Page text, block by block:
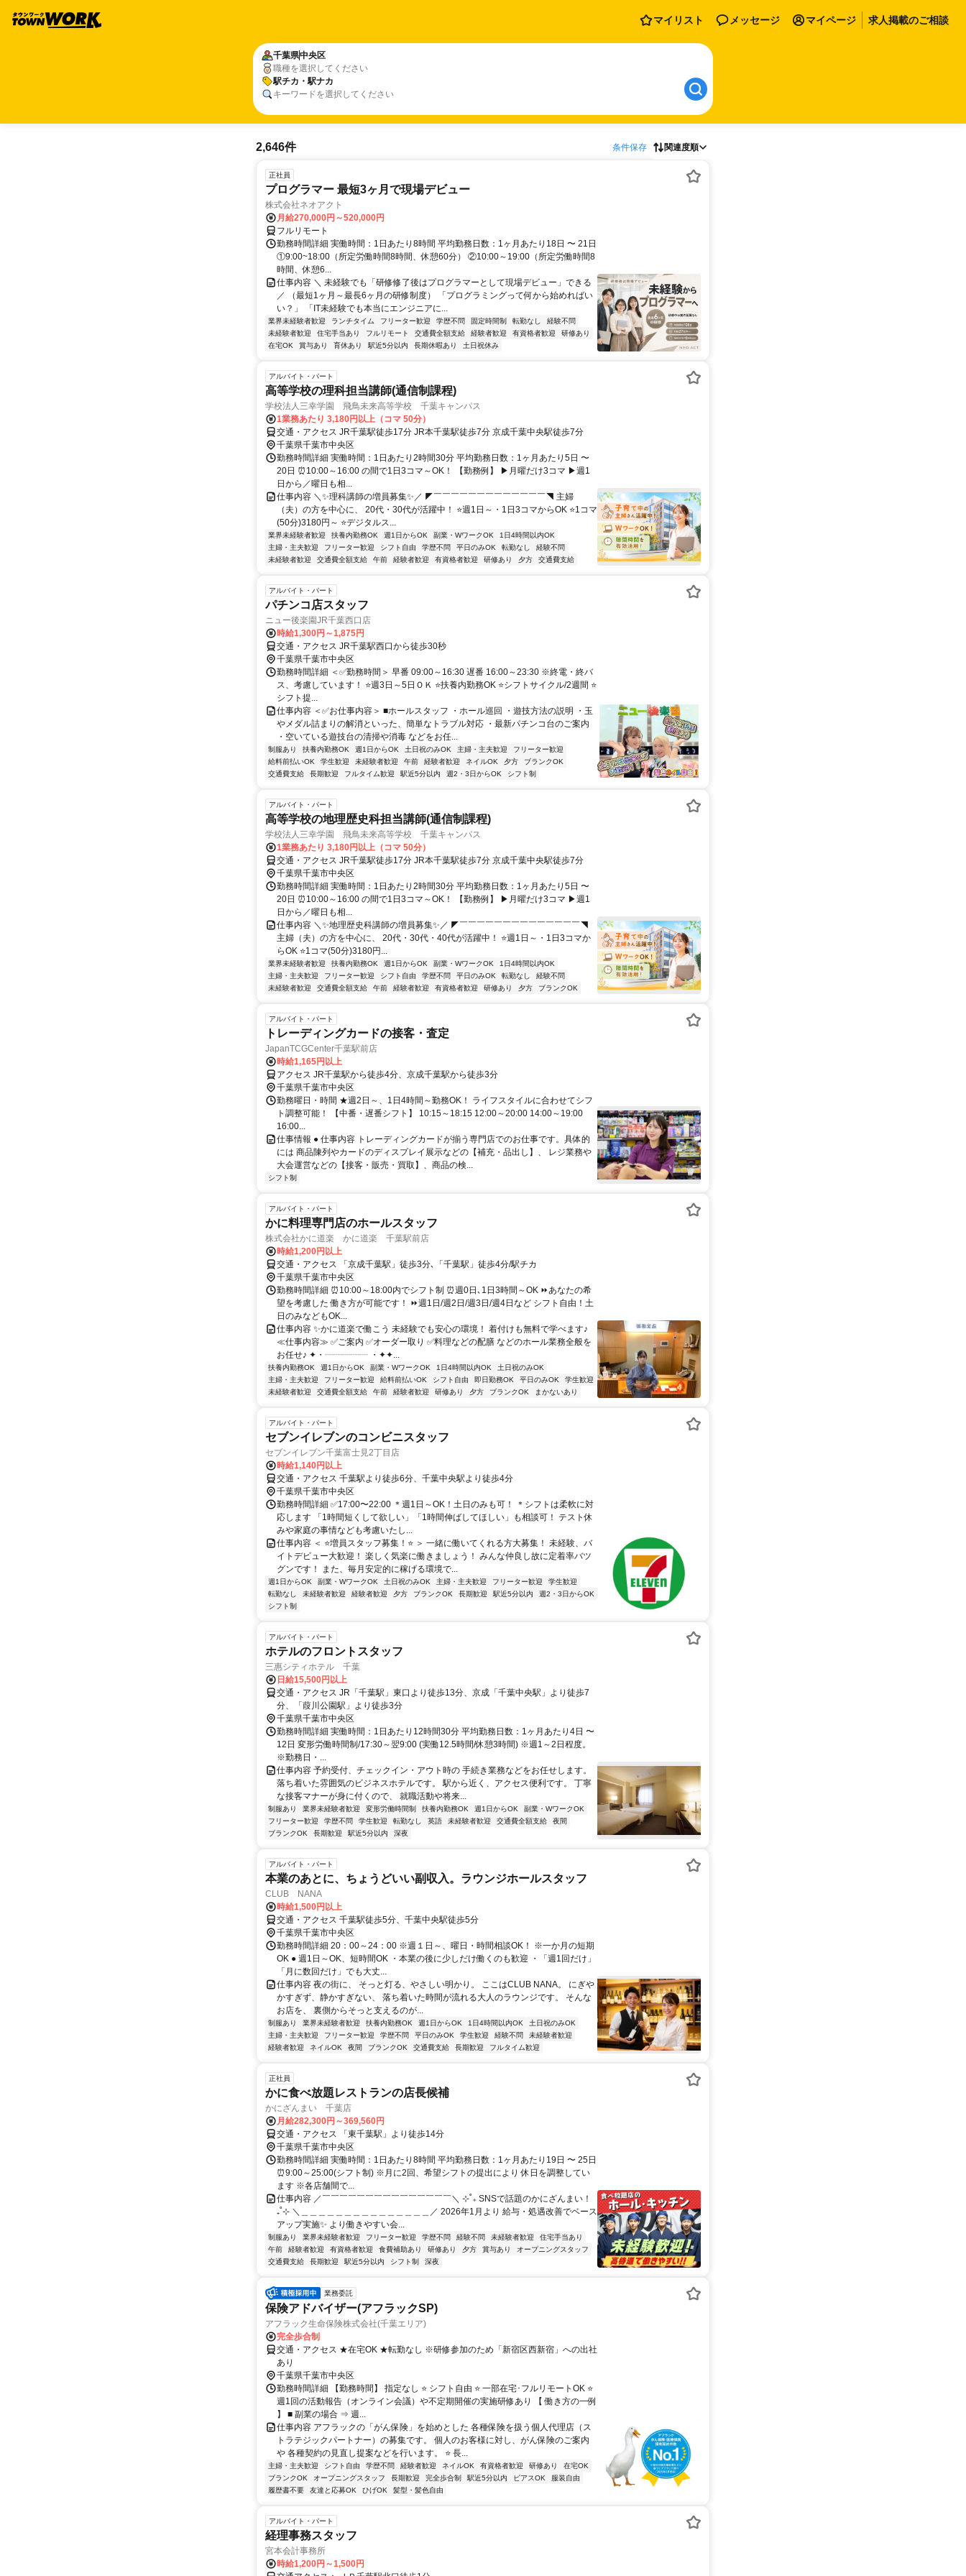
マイリスト メッセージ マイページ 求人掲載のご相談
千葉県中央区
職種を選択してください
駅チカ・駅ナカ
キーワードを選択してください
2,646件 条件保存 関連度順
正社員
プログラマー 最短3ヶ月で現場デビュー
株式会社ネオアクト
月給270,000円～520,000円
フルリモート
勤務時間詳細 実働時間：1日あたり8時間 平均勤務日数：1ヶ月あたり18日 〜 21日
①9:00~18:00（所定労働時間8時間、休憩60分） ②10:00～19:00（所定労働時間8
時間、休憩6...
仕事内容 ＼ 未経験でも「研修修了後はプログラマーとして現場デビュー」できる
／ （最短1ヶ月～最長6ヶ月の研修制度） 「プログラミングって何から始めればい
い？」 「IT未経験でも本当にエンジニアに...
業界未経験者歓迎 ランチタイム フリーター歓迎 学歴不問 固定時間制 転勤なし
経験不問
未経験者歓迎
住宅手当あり フルリモート 交通費全額支給 経験者歓迎 有資格者歓迎
研修あり
在宅OK
賞与あり 育休あり 駅近5分以内 長期休暇あり 土日祝休み
アルバイト・パート
高等学校の理科担当講師(通信制課程)
学校法人三幸学園 飛鳥未来高等学校 千葉キャンパス
1業務あたり 3,180円以上（コマ 50分）
交通・アクセス JR千葉駅徒歩17分 JR本千葉駅徒歩7分 京成千葉中央駅徒歩7分
千葉県千葉市中央区
勤務時間詳細 実働時間：1日あたり2時間30分 平均勤務日数：1ヶ月あたり5日 〜
20日 ⏰10:00～16:00 の間で1日3コマ～OK！ 【勤務例】 ▶月曜だけ3コマ ▶週1
日から／曜日も相...
仕事内容 ＼✨理科講師の増員募集✨／ ◤￣￣￣￣￣￣￣￣￣￣￣￣￣◥ 主婦
（夫）の方を中心に、 20代・30代が活躍中！ ⭐週1日～・1日3コマからOK ⭐1コマ
(50分)3180円～ ⭐デジタルス...
業界未経験者歓迎 扶養内勤務OK 週1日からOK 副業・WワークOK
1日4時間以内OK
主婦・主夫歓迎
フリーター歓迎 シフト自由 学歴不問 平日のみOK 転勤なし
経験不問
未経験者歓迎
交通費全額支給 午前 経験者歓迎 有資格者歓迎 研修あり 夕方 交通費支給
アルバイト・パート
パチンコ店スタッフ
ニュー後楽園JR千葉西口店
時給1,300円～1,875円
交通・アクセス JR千葉駅西口から徒歩30秒
千葉県千葉市中央区
勤務時間詳細 ＜✅勤務時間＞ 早番 09:00～16:30 遅番 16:00～23:30 ※終電・終バ
ス、考慮しています！ ⭐週3日～5日ＯＫ ⭐扶養内勤務OK ⭐シフトサイクル/2週間 ⭐
シフト提...
仕事内容 ＜✅お仕事内容＞ ■ホールスタッフ ・ホール巡回 ・遊技方法の説明 ・玉
やメダル詰まりの解消といった、簡単なトラブル対応 ・最新パチンコ台のご案内
・空いている遊技台の清掃や消毒 などをお任...
制服あり 扶養内勤務OK 週1日からOK 土日祝のみOK 主婦・主夫歓迎
フリーター歓迎
給料前払いOK
学生歓迎 未経験者歓迎 午前 経験者歓迎 ネイルOK 夕方
ブランクOK
交通費支給
長期歓迎 フルタイム歓迎 駅近5分以内 週2・3日からOK シフト制
アルバイト・パート
高等学校の地理歴史科担当講師(通信制課程)
学校法人三幸学園 飛鳥未来高等学校 千葉キャンパス
1業務あたり 3,180円以上（コマ 50分）
交通・アクセス JR千葉駅徒歩17分 JR本千葉駅徒歩7分 京成千葉中央駅徒歩7分
千葉県千葉市中央区
勤務時間詳細 実働時間：1日あたり2時間30分 平均勤務日数：1ヶ月あたり5日 〜
20日 ⏰10:00～16:00 の間で1日3コマ～OK！ 【勤務例】 ▶月曜だけ3コマ ▶週1
日から／曜日も相...
仕事内容 ＼✨地理歴史科講師の増員募集✨／ ◤￣￣￣￣￣￣￣￣￣￣￣￣￣￣◥
主婦（夫）の方を中心に、 20代・30代・40代が活躍中！ ⭐週1日～・1日3コマか
らOK ⭐1コマ(50分)3180円...
業界未経験者歓迎 扶養内勤務OK 週1日からOK 副業・WワークOK
1日4時間以内OK
主婦・主夫歓迎
フリーター歓迎 シフト自由 学歴不問 平日のみOK 転勤なし
経験不問
未経験者歓迎
交通費全額支給 午前 経験者歓迎 有資格者歓迎 研修あり 夕方 ブランクOK
アルバイト・パート
トレーディングカードの接客・査定
JapanTCGCenter千葉駅前店
時給1,165円以上
アクセス JR千葉駅から徒歩4分、京成千葉駅から徒歩3分
千葉県千葉市中央区
勤務曜日・時間 ★週2日～、1日4時間～勤務OK！ ライフスタイルに合わせてシフ
ト調整可能！ 【中番・遅番シフト】 10:15～18:15 12:00～20:00 14:00～19:00
16:00...
仕事情報 ● 仕事内容 トレーディングカードが揃う専門店でのお仕事です。具体的
には 商品陳列やカードのディスプレイ展示などの【補充・品出し】、 レジ業務や
大会運営などの【接客・販売・買取】、商品の検...
シフト制
アルバイト・パート
かに料理専門店のホールスタッフ
株式会社かに道楽 かに道楽 千葉駅前店
時給1,200円以上
交通・アクセス 「京成千葉駅」徒歩3分､「千葉駅」徒歩4分/駅チカ
千葉県千葉市中央区
勤務時間詳細 ⏰10:00～18:00内でシフト制 ⏰週0日､1日3時間～OK ⏩あなたの希
望を考慮した 働き方が可能です！ ⏩週1日/週2日/週3日/週4日など シフト自由！土
日のみなどもOK...
仕事内容 ✨かに道楽で働こう 未経験でも安心の環境！ 着付けも無料で学べます♪
≪仕事内容≫ ✅ご案内 ✅オーダー取り ✅料理などの配膳 などのホール業務全般を
お任せ♪ ✦・┈┈┈┈┈ ・✦✦...
扶養内勤務OK 週1日からOK 副業・WワークOK 1日4時間以内OK
土日祝のみOK
主婦・主夫歓迎
フリーター歓迎 給料前払いOK シフト自由 即日勤務OK 平日のみOK
学生歓迎
未経験者歓迎
交通費全額支給 午前 経験者歓迎 研修あり 夕方 ブランクOK まかないあり
アルバイト・パート
セブンイレブンのコンビニスタッフ
セブンイレブン千葉富士見2丁目店
時給1,140円以上
交通・アクセス 千葉駅より徒歩6分、千葉中央駅より徒歩4分
千葉県千葉市中央区
勤務時間詳細 ✅17:00〜22:00 ＊週1日～OK！土日のみも可！ ＊シフトは柔軟に対
応します 「1時間短くして欲しい」「1時間伸ばしてほしい」も相談可！ テスト休
みや家庭の事情なども考慮いたし...
仕事内容 ＜ ⭐増員スタッフ募集！⭐ ＞ 一緒に働いてくれる方大募集！ 未経験、バ
イトデビュー大歓迎！ 楽しく気楽に働きましょう！ みんな仲良し故に定着率バツ
グンです！ また、毎月安定的に稼げる環境で...
週1日からOK 副業・WワークOK 土日祝のみOK 主婦・主夫歓迎 フリーター歓迎
学生歓迎
転勤なし
未経験者歓迎 経験者歓迎 夕方 ブランクOK 長期歓迎 駅近5分以内
週2・3日からOK
シフト制
アルバイト・パート
ホテルのフロントスタッフ
三惠シティホテル 千葉
日給15,500円以上
交通・アクセス JR「千葉駅」東口より徒歩13分、京成「千葉中央駅」より徒歩7
分、「葭川公園駅」より徒歩3分
千葉県千葉市中央区
勤務時間詳細 実働時間：1日あたり12時間30分 平均勤務日数：1ヶ月あたり4日 〜
12日 変形労働時間制/17:30～翌9:00 (実働12.5時間/休憩3時間) ※週1～2日程度。
※勤務日・...
仕事内容 予約受付、チェックイン・アウト時の 手続き業務などをお任せします。
落ち着いた雰囲気のビジネスホテルです。 駅から近く、アクセス便利です。 丁寧
な接客マナーが身に付くので、 就職活動や将来...
制服あり 業界未経験者歓迎 変形労働時間制 扶養内勤務OK 週1日からOK
副業・WワークOK
フリーター歓迎
学歴不問 学生歓迎 転勤なし 英語 未経験者歓迎 交通費全額支給
夜間
ブランクOK
長期歓迎 駅近5分以内 深夜
アルバイト・パート
本業のあとに、ちょうどいい副収入。ラウンジホールスタッフ
CLUB NANA
時給1,500円以上
交通・アクセス 千葉駅徒歩5分、千葉中央駅徒歩5分
千葉県千葉市中央区
勤務時間詳細 20：00～24：00 ※週１日～、曜日・時間相談OK！ ※一か月の短期
OK ● 週1日～OK、短時間OK ・本業の後に少しだけ働くのも歓迎 ・「週1回だけ」
「月に数回だけ」でも大丈...
仕事内容 夜の街に、 そっと灯る、やさしい明かり。 ここはCLUB NANA。 にぎや
かすぎず、静かすぎない、 落ち着いた時間が流れる大人のラウンジです。 そんな
お店を、 裏側からそっと支えるのが...
制服あり 業界未経験者歓迎 扶養内勤務OK 週1日からOK 1日4時間以内OK
土日祝のみOK
主婦・主夫歓迎
フリーター歓迎 学歴不問 平日のみOK 学生歓迎 経験不問
未経験者歓迎
経験者歓迎
ネイルOK 夜間 ブランクOK 交通費支給 長期歓迎 フルタイム歓迎
正社員
かに食べ放題レストランの店長候補
かにざんまい 千葉店
月給282,300円～369,560円
交通・アクセス 「東千葉駅」より徒歩14分
千葉県千葉市中央区
勤務時間詳細 実働時間：1日あたり8時間 平均勤務日数：1ヶ月あたり19日 〜 25日
⏰9:00～25:00(シフト制) ※月に2回、希望シフトの提出により 休日を調整してい
ます ※各店舗間で...
仕事内容 ／￣￣￣￣￣￣￣￣￣￣￣￣￣￣￣＼ ⊹˚₊ SNSで話題のかにざんまい！
₊˚⊹ ＼＿＿＿＿＿＿＿＿＿＿＿＿＿＿＿／ 2026年1月より 給与・処遇改善でベース
アップ実施✨ より働きやすい会...
制服あり 業界未経験者歓迎 フリーター歓迎 学歴不問 経験不問 未経験者歓迎
住宅手当あり
午前
経験者歓迎 有資格者歓迎 食費補助あり 研修あり 夕方 賞与あり
オープニングスタッフ
交通費支給
長期歓迎 駅近5分以内 シフト制 深夜
業務委託
保険アドバイザー(アフラックSP)
アフラック生命保険株式会社(千葉エリア)
完全歩合制
交通・アクセス ★在宅OK ★転勤なし ※研修参加のため「新宿区西新宿」への出社
あり
千葉県千葉市中央区
勤務時間詳細 【勤務時間】 指定なし ⭐ シフト自由 ⭐ 一部在宅･フルリモートOK ⭐
週1回の活動報告（オンライン会議）や不定期開催の実施研修あり 【 働き方の一例
】 ■ 副業の場合 ⇒ 週...
仕事内容 アフラックの「がん保険」を始めとした 各種保険を扱う個人代理店（ス
トラテジックパートナー）の募集です。 個人のお客様に対し、がん保険のご案内
や 各種契約の見直し提案などを行います。 ⭐ 長...
主婦・主夫歓迎 シフト自由 学歴不問 経験者歓迎 ネイルOK 有資格者歓迎 研修あり
在宅OK
ブランクOK
オープニングスタッフ 長期歓迎 完全歩合制 駅近5分以内 ピアスOK
服装自由
履歴書不要
友達と応募OK ひげOK 髪型・髪色自由
アルバイト・パート
経理事務スタッフ
宮本会計事務所
時給1,200円～1,500円